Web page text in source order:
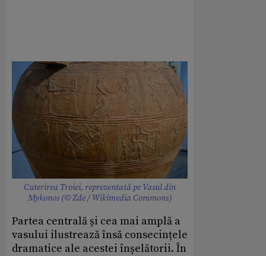
Cuterirea Troiei, reprezentată pe Vasul din
Mykonos (© Zde / Wikimedia Commons)
Partea centrală și cea mai amplă a
vasului ilustrează însă consecințele
dramatice ale acestei înșelătorii. În